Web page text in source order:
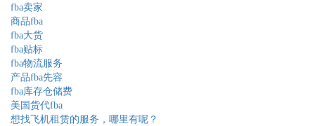
fba卖家
商品fba
fba大货
fba贴标
fba物流服务
产品fba先容
fba库存仓储费
美国货代fba
想找飞机租赁的服务，哪里有呢？